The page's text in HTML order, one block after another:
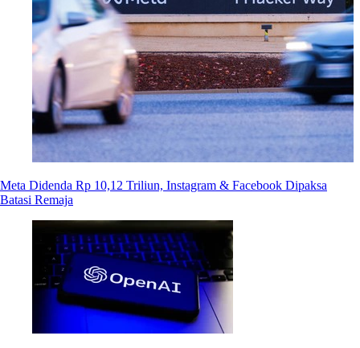
Meta Didenda Rp 10,12 Triliun, Instagram & Facebook Dipaksa
Batasi Remaja